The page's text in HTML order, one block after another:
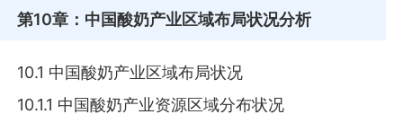
第10章 ：中国酸奶产业区域布局状况分析
10.1 中国酸奶产业区域布局状况
10.1.1 中国酸奶产业资源区域分布状况